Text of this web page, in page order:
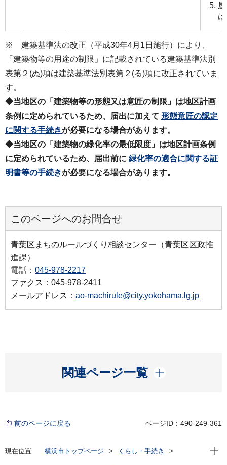
※ 建築基準法の改正（平成30年4月1日施行）により、
「建築物等の用途の制限」に記載されている建築基準法別
表第２(ぬ)項は建築基準法別表第２(る)項に改正されていま
す。
◆当地区の「建築物等の形態又は意匠の制限」は地区計画
条例に定められているため、届出に加えて 形態意匠の認定
に関する手続きが必要になる場合があります。
◆当地区の「建築物の緑化率の最低限度」は地区計画条例
に定められているため、届出前に 緑化率の適合に関する証
明書等の手続きが必要になる場合があります。
このページへのお問合せ
青葉区まちのルールづくり相談センター（青葉区区政推
進課）
電話： 045-978-2217
ファクス：045-978-2411
メールアドレス： ao-machirule@city.yokohama.lg.jp
関連ページ一覧
開く
前のページに戻る ページID：490-249-361
現在位置 横浜市トップページ
くらし・手続き
現在